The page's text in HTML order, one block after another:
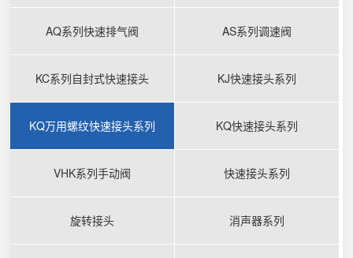
AQ系列快速排气阀 AS系列调速阀
KC系列自封式快速接头 KJ快速接头系列
KQ万用螺纹快速接头系列 KQ快速接头系列
VHK系列手动阀 快速接头系列
旋转接头 消声器系列